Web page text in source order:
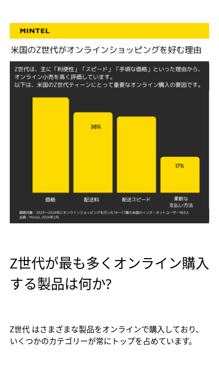
Z世代が最も多くオンライン購入
する製品は何か?
Z世代 はさまざまな製品をオンラインで購入しており、
いくつかのカテゴリーが常にトップを占めています。